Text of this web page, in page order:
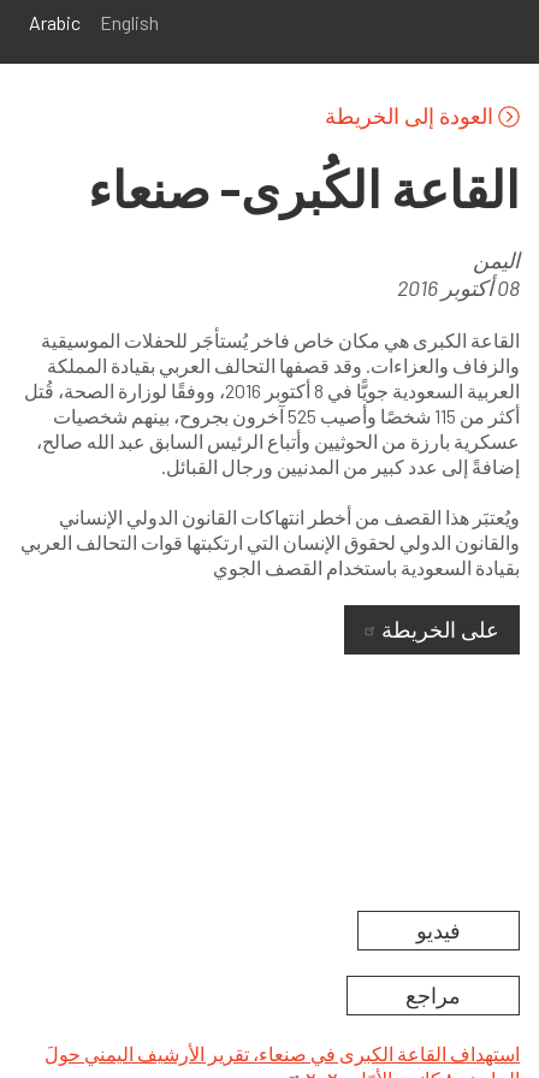
English
Arabic
العودة إلى الخريطة
القاعة الكُبرى- صنعاء
اليمن
08 أكتوبر 2016
القاعة الكبرى هي مكان خاص فاخر يُستأجَر للحفلات الموسيقية
والزفاف والعزاءات. وقد قصفها التحالف العربي بقيادة المملكة
العربية السعودية جويًّا في 8 أكتوبر 2016، ووفقًا لوزارة الصحة، قُتل
أكثر من 115 شخصًا وأصيب 525 آخرون بجروح، بينهم شخصيات
عسكرية بارزة من الحوثيين وأتباع الرئيس السابق عبد الله صالح،
إضافةً إلى عدد كبير من المدنيين ورجال القبائل.
ويُعتبَر هذا القصف من أخطر انتهاكات القانون الدولي الإنساني
والقانون الدولي لحقوق الإنسان التي ارتكبتها قوات التحالف العربي
بقيادة السعودية باستخدام القصف الجوي
على الخريطة
فيديو
مراجع
استهداف القاعة الكبرى في صنعاء، تقرير الأرشيف اليمني حولَ